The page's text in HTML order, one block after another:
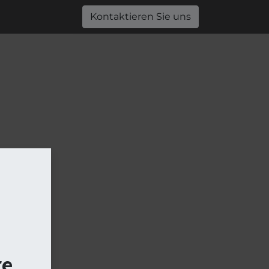
Kontaktieren Sie uns